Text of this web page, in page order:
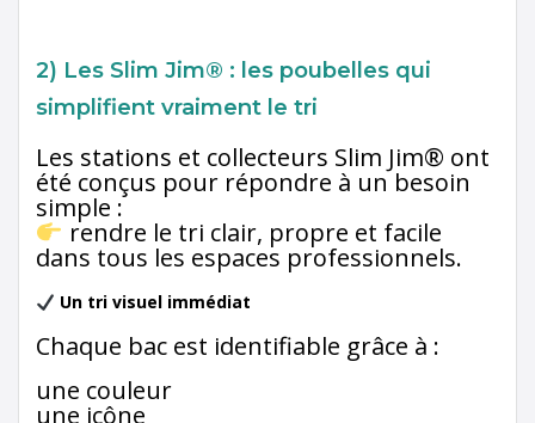
2) Les Slim Jim® : les poubelles qui
simplifient vraiment le tri
Les stations et collecteurs Slim Jim® ont
été conçus pour répondre à un besoin
simple :
rendre le tri clair, propre et facile
dans tous les espaces professionnels.
Un tri visuel immédiat
Chaque bac est identifiable grâce à :
une couleur
une icône